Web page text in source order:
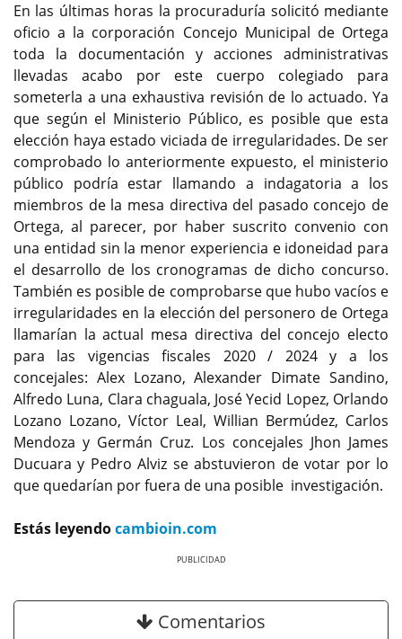
En las últimas horas la procuraduría solicitó mediante
oficio a la corporación Concejo Municipal de Ortega
toda la documentación y acciones administrativas
llevadas acabo por este cuerpo colegiado para
someterla a una exhaustiva revisión de lo actuado. Ya
que según el Ministerio Público, es posible que esta
elección haya estado viciada de irregularidades. De ser
comprobado lo anteriormente expuesto, el ministerio
público podría estar llamando a indagatoria a los
miembros de la mesa directiva del pasado concejo de
Ortega, al parecer, por haber suscrito convenio con
una entidad sin la menor experiencia e idoneidad para
el desarrollo de los cronogramas de dicho concurso.
También es posible de comprobarse que hubo vacíos e
irregularidades en la elección del personero de Ortega
llamarían la actual mesa directiva del concejo electo
para las vigencias fiscales 2020 / 2024 y a los
concejales: Alex Lozano, Alexander Dimate Sandino,
Alfredo Luna, Clara chaguala, José Yecid Lopez, Orlando
Lozano Lozano, Víctor Leal, Willian Bermúdez, Carlos
Mendoza y Germán Cruz. Los concejales Jhon James
Ducuara y Pedro Alviz se abstuvieron de votar por lo
que quedarían por fuera de una posible investigación.
Estás leyendocambioin.com
Comentarios